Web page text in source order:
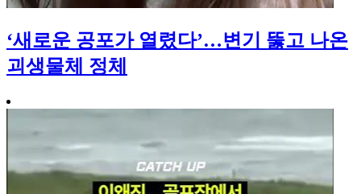
‘새로운 공포가 열렸다’…변기 뚫고 나온
괴생물체 정체